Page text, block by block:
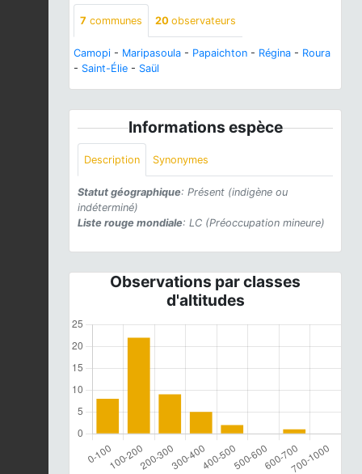
7 communes 20 observateurs
Camopi - Maripasoula - Papaichton - Régina - Roura
- Saint-Élie - Saül
Informations espèce
Description Synonymes
Statut géographique: Présent (indigène ou
indéterminé)
Liste rouge mondiale: LC (Préoccupation mineure)
Observations par classes
d'altitudes